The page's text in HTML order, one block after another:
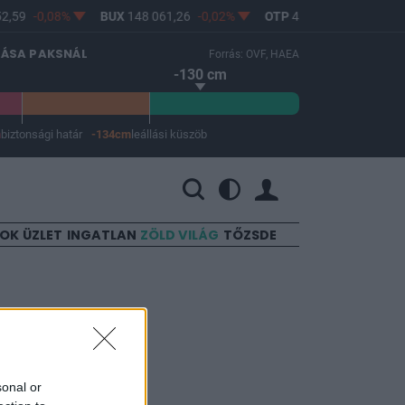
or
-0,08% BUX148 061,26 -0,02% OTP46 600
PAKSNÁL Forrás: OVF, HAEA
-130 cm
biztonsági határ -134cm leállási küszöb
ÜZLET INGATLAN ZÖLD VILÁG TŐZSDE